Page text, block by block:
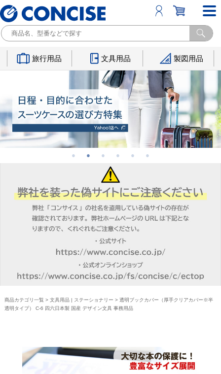
旅行用品 文具用品 製図用品
商品カテゴリ一覧 > 文具用品 | ステーショナリー > 透明ブックカバー（厚手クリアカバー※半
透明タイプ） C-6 四六日本製 国産 デザイン文具 事務用品